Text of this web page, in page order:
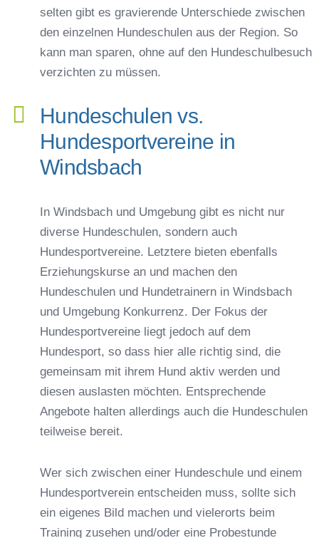
selten gibt es gravierende Unterschiede zwischen
den einzelnen Hundeschulen aus der Region. So
kann man sparen, ohne auf den Hundeschulbesuch
verzichten zu müssen.
Hundeschulen vs.
Hundesportvereine in
Windsbach
In Windsbach und Umgebung gibt es nicht nur
diverse Hundeschulen, sondern auch
Hundesportvereine. Letztere bieten ebenfalls
Erziehungskurse an und machen den
Hundeschulen und Hundetrainern in Windsbach
und Umgebung Konkurrenz. Der Fokus der
Hundesportvereine liegt jedoch auf dem
Hundesport, so dass hier alle richtig sind, die
gemeinsam mit ihrem Hund aktiv werden und
diesen auslasten möchten. Entsprechende
Angebote halten allerdings auch die Hundeschulen
teilweise bereit.
Wer sich zwischen einer Hundeschule und einem
Hundesportverein entscheiden muss, sollte sich
ein eigenes Bild machen und vielerorts beim
Training zusehen und/oder eine Probestunde